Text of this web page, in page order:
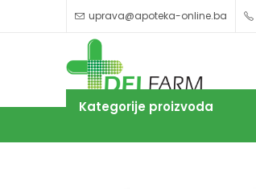
uprava@apoteka-online.ba
Kategorije proizvoda